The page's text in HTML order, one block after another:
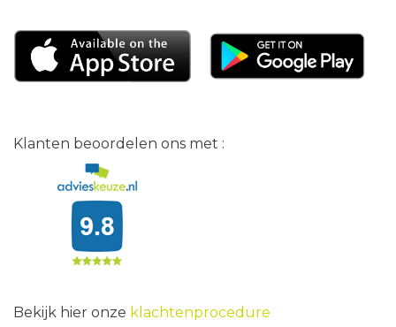
Klanten beoordelen ons met :
Bekijk hier onze klachtenprocedure